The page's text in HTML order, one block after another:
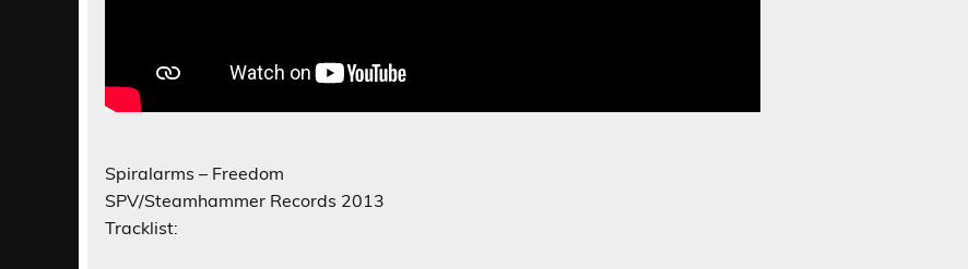
Spiralarms – Freedom
SPV/Steamhammer Records 2013
Tracklist: